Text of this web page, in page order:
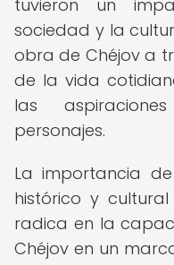
tuvieron un
sociedad y la
obra de Chéjov a
de la vida
las
personajes.
La importancia
histórico y
radica en la
Chéjov en un